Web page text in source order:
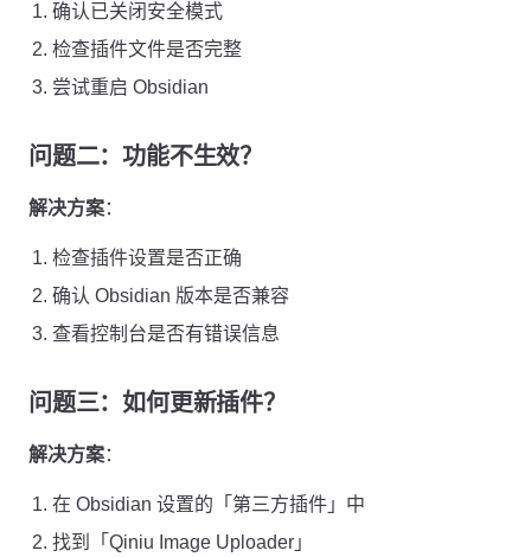
确认已关闭安全模式
检查插件文件是否完整
尝试重启 Obsidian
问题二：功能不生效？
解决方案：
检查插件设置是否正确
确认 Obsidian 版本是否兼容
查看控制台是否有错误信息
问题三：如何更新插件？
解决方案：
在 Obsidian 设置的「第三方插件」中
找到「Qiniu Image Uploader」